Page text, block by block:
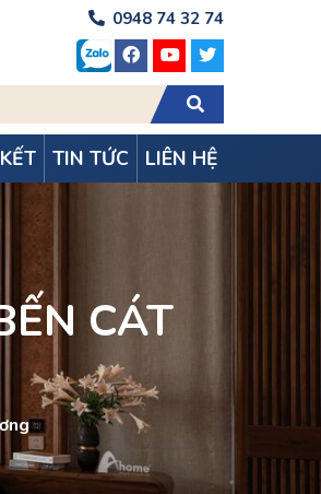
0948 74 32 74
TIN TỨC LIÊN HỆ
CÁT